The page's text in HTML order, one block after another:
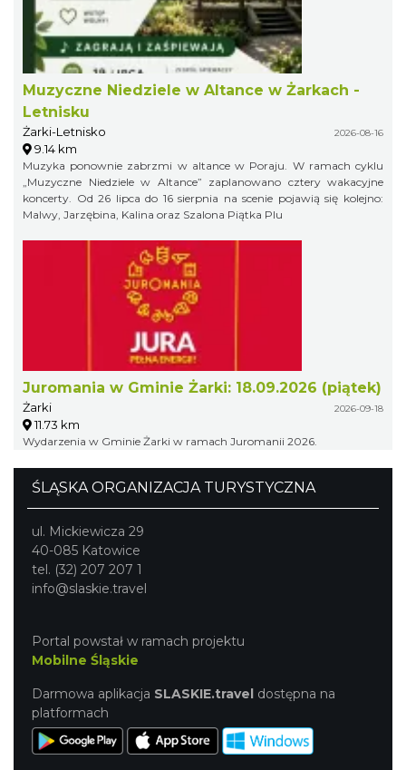
Muzyczne Niedziele w Altance w Żarkach -
Letnisku
Żarki-Letnisko 2026-08-16
9.14 km
Muzyka ponownie zabrzmi w altance w Poraju. W ramach cyklu
„Muzyczne Niedziele w Altance” zaplanowano cztery wakacyjne
koncerty. Od 26 lipca do 16 sierpnia na scenie pojawią się kolejno:
Malwy, Jarzębina, Kalina oraz Szalona Piątka Plu
Juromania w Gminie Żarki: 18.09.2026 (piątek)
Żarki 2026-09-18
11.73 km
Wydarzenia w Gminie Żarki w ramach Juromanii 2026.
ŚLĄSKA ORGANIZACJA TURYSTYCZNA
ul. Mickiewicza 29
40-085 Katowice
tel. (32) 207 207 1
info@slaskie.travel
Portal powstał w ramach projektu
Mobilne Śląskie
Darmowa aplikacja SLASKIE.travel dostępna na
platformach